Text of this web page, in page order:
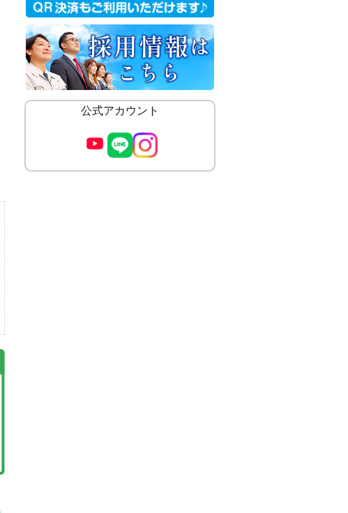
公式アカウント